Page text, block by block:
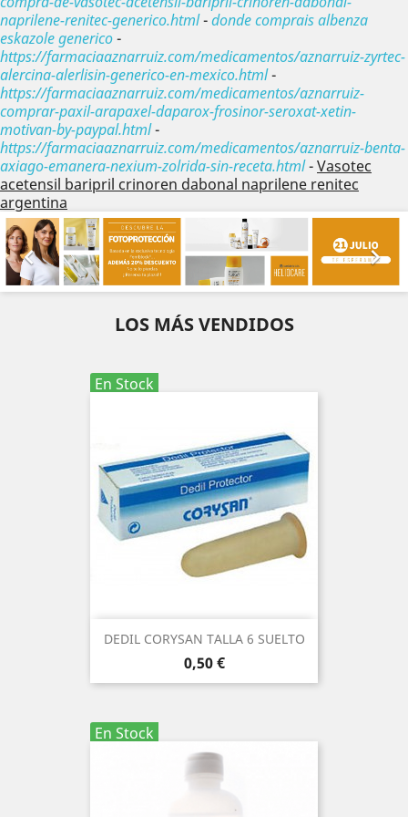
naprilene-renitec-generico.html-donde comprais albenza
eskazole generico-
https://farmaciaaznarruiz.com/medicamentos/aznarruiz-zyrtec-
alercina-alerlisin-generico-en-mexico.html-
https://farmaciaaznarruiz.com/medicamentos/aznarruiz-
comprar-paxil-arapaxel-daparox-frosinor-seroxat-xetin-
motivan-by-paypal.html-
https://farmaciaaznarruiz.com/medicamentos/aznarruiz-benta-
axiago-emanera-nexium-zolrida-sin-receta.html-Vasotec
acetensil baripril crinoren dabonal naprilene renitec
argentina

Anterior

LOS MÁS VENDIDOS
En Stock
DEDIL CORYSAN TALLA 6 SUELTO
Precio
0,50 €
En Stock